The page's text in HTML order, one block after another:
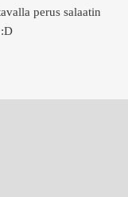
perus salaatin